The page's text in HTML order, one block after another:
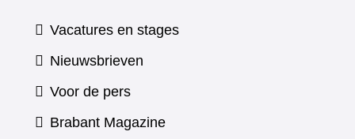
Vacatures en stages
Nieuwsbrieven
Voor de pers
Brabant Magazine(verwijst